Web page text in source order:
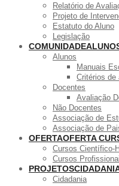
Relatório de
Projeto de
Estatuto do Aluno
Legislação
COMUNIDADE
Alunos
Manuais
Critérios de
Docentes
Avaliação
Não Docentes
Associação de
Associação de
OFERTAOFERTA
Cursos Científico-
Cursos
PROJETOS
Cidadania